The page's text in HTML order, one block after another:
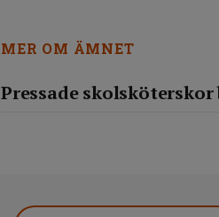
MER OM ÄMNET
Pressade